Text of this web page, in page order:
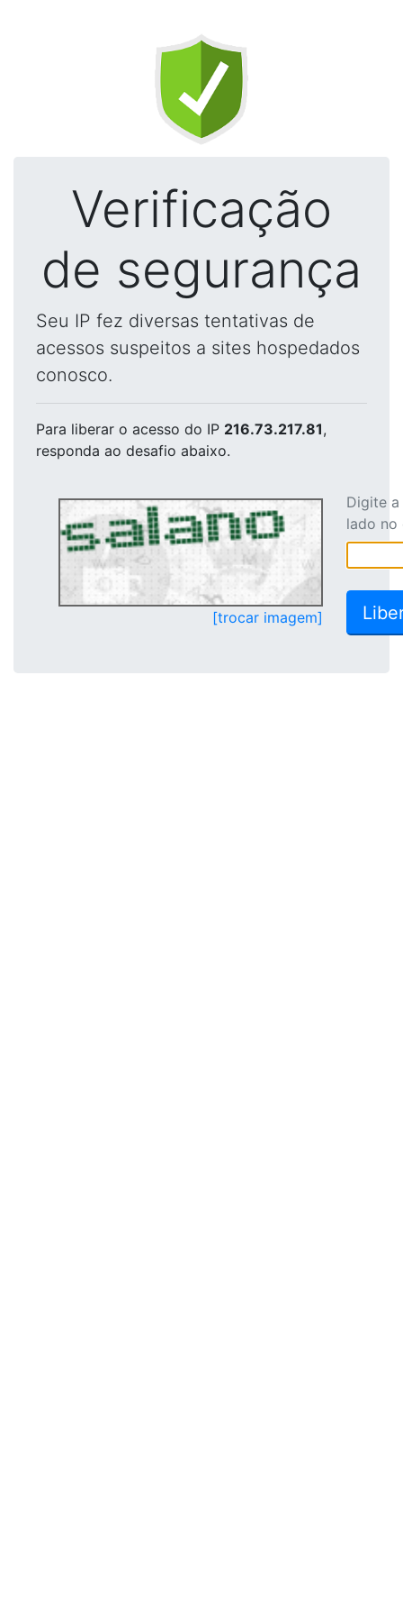
Verificação
de segurança
Seu IP fez diversas tentativas de
acessos suspeitos a sites hospedados
conosco.
Para liberar o acesso do IP 216.73.217.81,
responda ao desafio abaixo.
[trocar imagem]
Digite
lado no